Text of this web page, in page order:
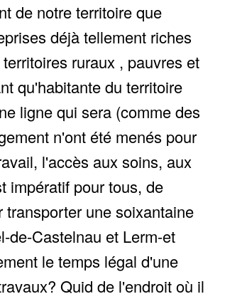
de notre territoire que
déjà tellement riches
ruraux , pauvres et
qu'habitante du territoire
ligne qui sera (comme des
n'ont été menés pour
l'accès aux soins, aux
impératif pour tous, de
une soixantaine
de-Castelnau et Lerm-et
le temps légal d'une
Quid de l'endroit où il